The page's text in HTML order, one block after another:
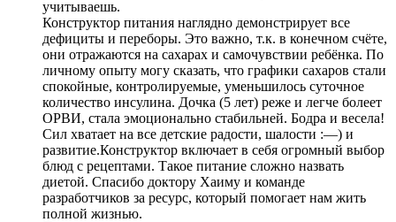
учитываешь.
Конструктор питания наглядно демонстрирует все
дефициты и переборы. Это важно, т.к. в конечном счёте,
они отражаются на сахарах и самочувствии ребёнка. По
личному опыту могу сказать, что графики сахаров стали
спокойные, контролируемые, уменьшилось суточное
количество инсулина. Дочка (5 лет) реже и легче болеет
ОРВИ, стала эмоционально стабильней. Бодра и весела!
Сил хватает на все детские радости, шалости :—) и
развитие.Конструктор включает в себя огромный выбор
блюд с рецептами. Такое питание сложно назвать
диетой. Спасибо доктору Хаиму и команде
разработчиков за ресурс, который помогает нам жить
полной жизнью.